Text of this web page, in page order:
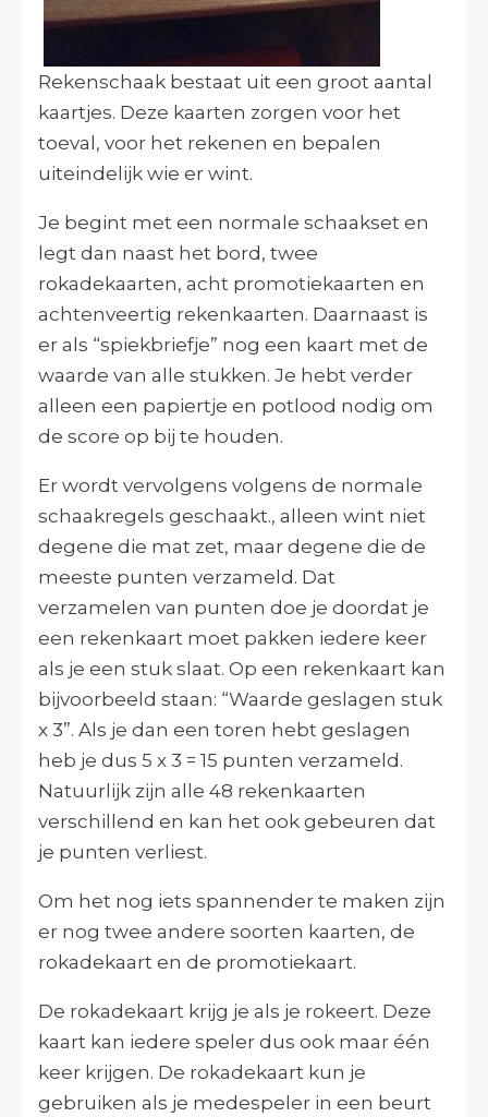
Rekenschaak bestaat uit een groot aantal
kaartjes. Deze kaarten zorgen voor het
toeval, voor het rekenen en bepalen
uiteindelijk wie er wint.
Je begint met een normale schaakset en
legt dan naast het bord, twee
rokadekaarten, acht promotiekaarten en
achtenveertig rekenkaarten. Daarnaast is
er als “spiekbriefje” nog een kaart met de
waarde van alle stukken. Je hebt verder
alleen een papiertje en potlood nodig om
de score op bij te houden.
Er wordt vervolgens volgens de normale
schaakregels geschaakt., alleen wint niet
degene die mat zet, maar degene die de
meeste punten verzameld. Dat
verzamelen van punten doe je doordat je
een rekenkaart moet pakken iedere keer
als je een stuk slaat. Op een rekenkaart kan
bijvoorbeeld staan: “Waarde geslagen stuk
x 3”. Als je dan een toren hebt geslagen
heb je dus 5 x 3 = 15 punten verzameld.
Natuurlijk zijn alle 48 rekenkaarten
verschillend en kan het ook gebeuren dat
je punten verliest.
Om het nog iets spannender te maken zijn
er nog twee andere soorten kaarten, de
rokadekaart en de promotiekaart.
De rokadekaart krijg je als je rokeert. Deze
kaart kan iedere speler dus ook maar één
keer krijgen. De rokadekaart kun je
gebruiken als je medespeler in een beurt